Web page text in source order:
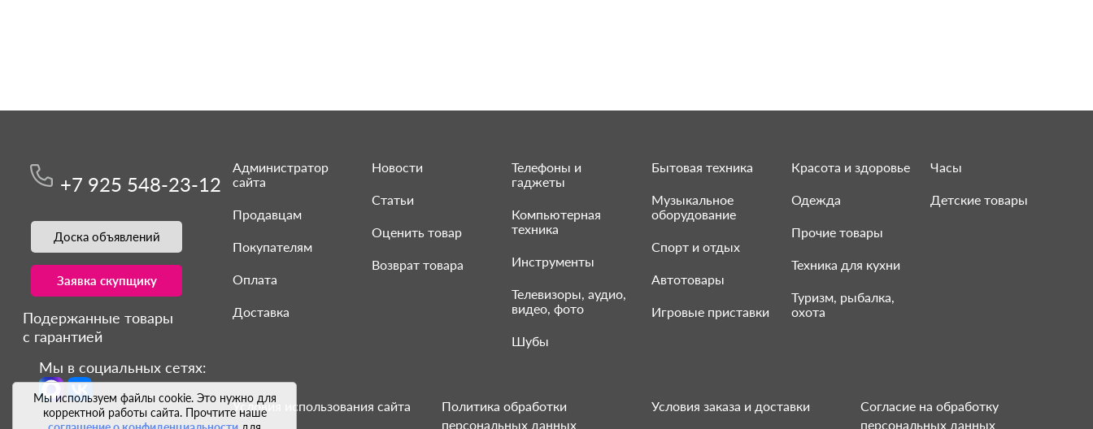
Мы используем файлы cookie. Это нужно для
корректной работы сайта. Прочтите наше
+7 925 548-23-12
Доска объявлений
Заявка скупщику
Подержанные товары
с гарантией
Мы в социальных сетях:
Администратор
сайта
Продавцам
Покупателям
Оплата
Доставка
Новости
Статьи
Оценить товар
Возврат товара
Телефоны и
гаджеты
Компьютерная
техника
Инструменты
Телевизоры, аудио,
видео, фото
Шубы
Бытовая техника
Музыкальное
оборудование
Спорт и отдых
Автотовары
Игровые приставки
Красота и здоровье
Одежда
Прочие товары
Техника для кухни
Туризм, рыбалка,
охота
Часы
Детские товары
Условия использования сайта
Политика обработки
персональных данных
Условия заказа и доставки
Согласие на обработку
персональных данных